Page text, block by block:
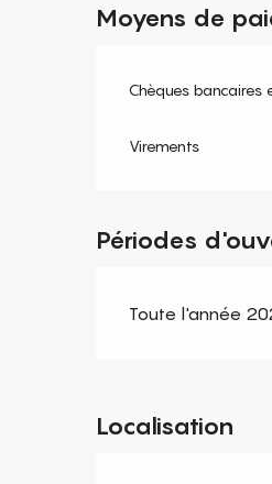
Moyens de
Chèques bancaires
Virements
Périodes
Toute l'année
Localisation